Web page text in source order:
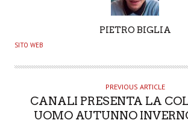
U
H
PIETRO BIGLIA
SITO WEB
PREVIOUS ARTICLE
CANALI PRESENTA LA
UOMO AUTUNNO